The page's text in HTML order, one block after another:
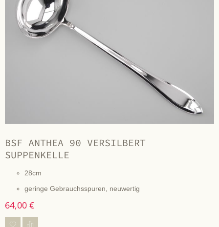
BSF ANTHEA 90 VERSILBERT
SUPPENKELLE
28cm
geringe Gebrauchsspuren, neuwertig
64,00 €